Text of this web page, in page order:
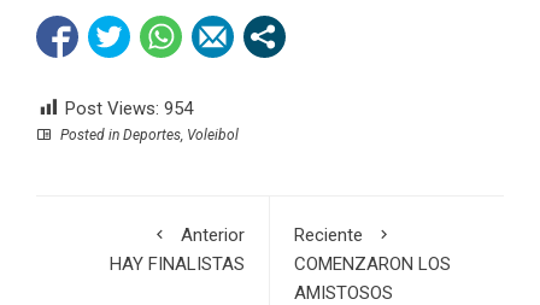
Post Views: 954
Posted in Deportes, Voleibol
Anterior
HAY FINALISTAS
Reciente
COMENZARON LOS
AMISTOSOS